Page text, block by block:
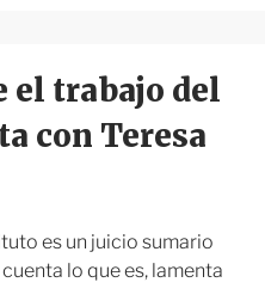
i
r
el trabajo del
con Teresa
es un juicio sumario
lo que es, lamenta